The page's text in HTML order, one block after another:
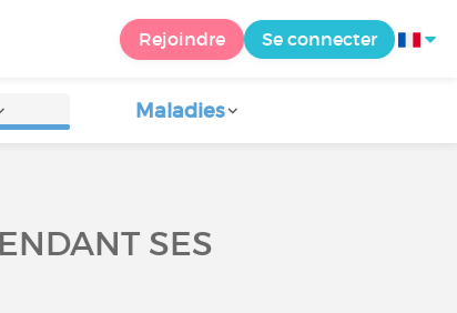
Rejoindre Se connecter
Maladies
SES